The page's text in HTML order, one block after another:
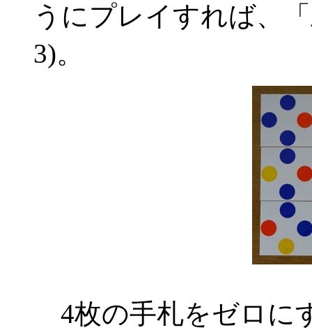
うにプレイすれば、
3)。
4枚の手札をゼロに